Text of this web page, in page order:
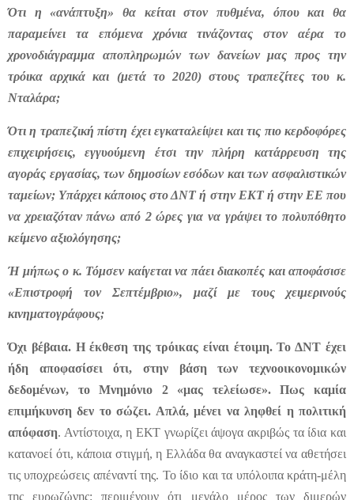
Ότι η «ανάπτυξη» θα κείται στον πυθμένα, όπου και θα
παραμείνει τα επόμενα χρόνια τινάζοντας στον αέρα το
χρονοδιάγραμμα αποπληρωμών των δανείων μας προς την
τρόικα αρχικά και (μετά το 2020) στους τραπεζίτες του κ.
Νταλάρα;
Ότι η τραπεζική πίστη έχει εγκαταλείψει και τις πιο κερδοφόρες
επιχειρήσεις, εγγυούμενη έτσι την πλήρη κατάρρευση της
αγοράς εργασίας, των δημοσίων εσόδων και των ασφαλιστικών
ταμείων; Υπάρχει κάποιος στο ΔΝΤ ή στην ΕΚΤ ή στην ΕΕ που
να χρειαζόταν πάνω από 2 ώρες για να γράψει το πολυπόθητο
κείμενο αξιολόγησης;
Ή μήπως ο κ. Τόμσεν καίγεται να πάει διακοπές και αποφάσισε
«Επιστροφή τον Σεπτέμβριο», μαζί με τους χειμερινούς
κινηματογράφους;
Όχι βέβαια. Η έκθεση της τρόικας είναι έτοιμη. Το ΔΝΤ έχει
ήδη αποφασίσει ότι, στην βάση των τεχνοοικονομικών
δεδομένων, το Μνημόνιο 2 «μας τελείωσε». Πως καμία
επιμήκυνση δεν το σώζει. Απλά, μένει να ληφθεί η πολιτική
απόφαση. Αντίστοιχα, η ΕΚΤ γνωρίζει άψογα ακριβώς τα ίδια και
κατανοεί ότι, κάποια στιγμή, η Ελλάδα θα αναγκαστεί να αθετήσει
τις υποχρεώσεις απέναντί της. Το ίδιο και τα υπόλοιπα κράτη-μέλη
της ευρωζώνης: περιμένουν ότι μεγάλο μέρος των διμερών